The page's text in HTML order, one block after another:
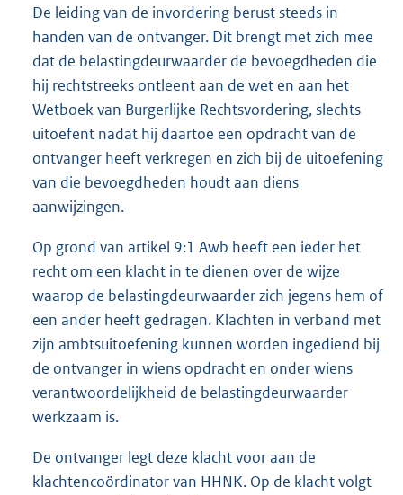
De leiding van de invordering berust steeds in
handen van de ontvanger. Dit brengt met zich mee
dat de belastingdeurwaarder de bevoegdheden die
hij rechtstreeks ontleent aan de wet en aan het
Wetboek van Burgerlijke Rechtsvordering, slechts
uitoefent nadat hij daartoe een opdracht van de
ontvanger heeft verkregen en zich bij de uitoefening
van die bevoegdheden houdt aan diens
aanwijzingen.
Op grond van artikel 9:1 Awb heeft een ieder het
recht om een klacht in te dienen over de wijze
waarop de belastingdeurwaarder zich jegens hem of
een ander heeft gedragen. Klachten in verband met
zijn ambtsuitoefening kunnen worden ingediend bij
de ontvanger in wiens opdracht en onder wiens
verantwoordelijkheid de belastingdeurwaarder
werkzaam is.
De ontvanger legt deze klacht voor aan de
klachtencoördinator van HHNK. Op de klacht volgt